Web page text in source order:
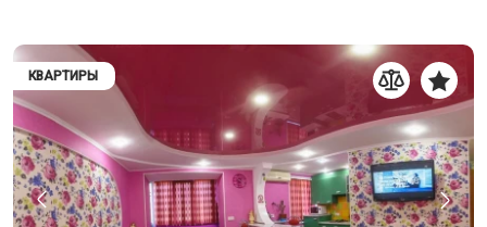
КВАРТИРЫ